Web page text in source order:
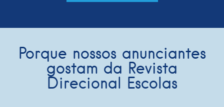
Porque nossos anunciantes
gostam da Revista
Direcional Escolas